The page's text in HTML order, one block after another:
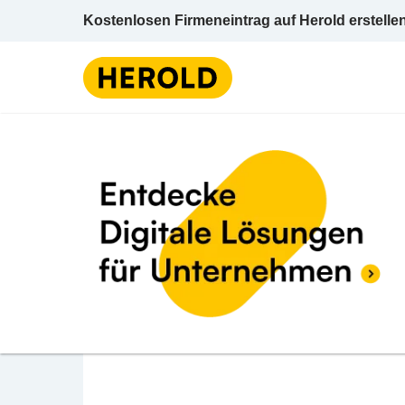
Kostenlosen Firmeneintrag auf Herold
Gasthaus u
BEWERTUNG ABGEBEN
Gasthaus Tschugunow
Weilhartstraße 6 5123 Überackern Braunau
Gasthaus u Gasthof